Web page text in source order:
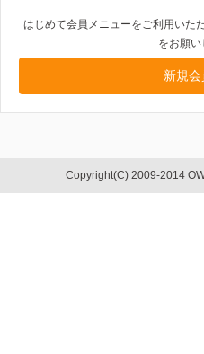
はじめて会員メニューをご利用いた
をお願い
新規
Copyright(C) 2009-2014